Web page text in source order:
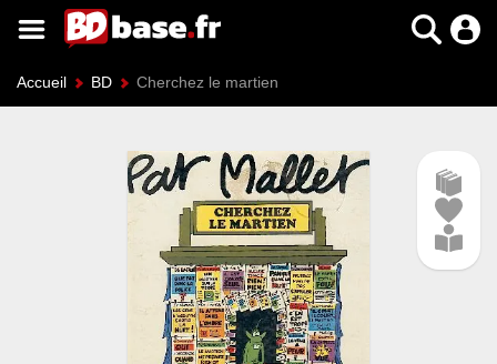
Accueil BD Cherchez le martien